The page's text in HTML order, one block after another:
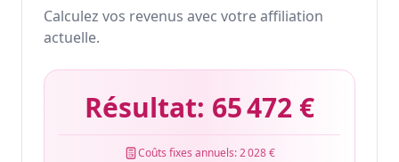
Calculez vos revenus avec votre affiliation
actuelle.
Résultat: 65 472 €
Coûts fixes annuels:2 028 €